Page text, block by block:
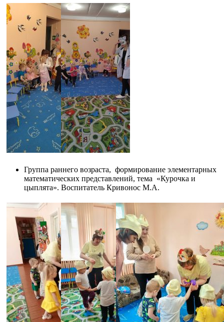
Группа раннего возраста, формирование элементарных
математических представлений, тема «Курочка и
цыплята». Воспитатель Кривонос М.А.